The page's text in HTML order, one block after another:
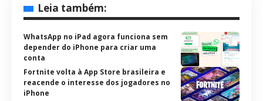
Leia também:
WhatsApp no iPad agora funciona sem
depender do iPhone para criar uma
conta
Fortnite volta à App Store brasileira e
reacende o interesse dos jogadores no
iPhone